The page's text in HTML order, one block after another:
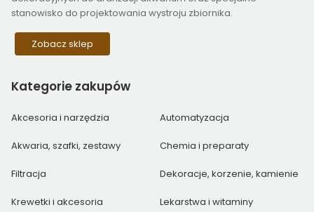
stanowisko do projektowania wystroju zbiornika.
Zobacz sklep
Kategorie zakupów
Akcesoria i narzędzia Automatyzacja
Akwaria, szafki, zestawy Chemia i preparaty
Filtracja Dekoracje, korzenie, kamienie
Krewetki i akcesoria Lekarstwa i witaminy